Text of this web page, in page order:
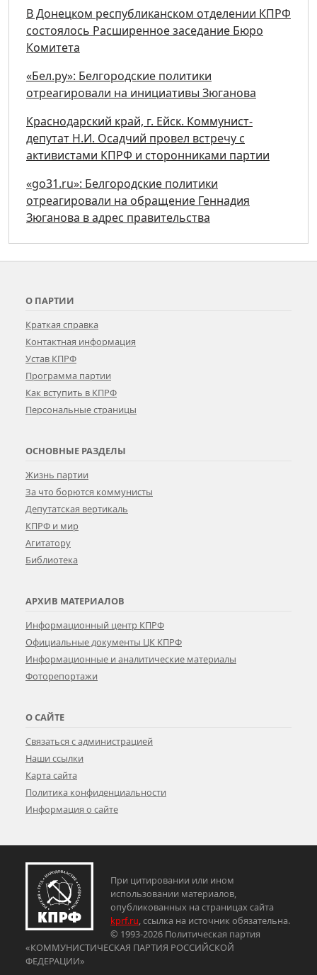
В Донецком республиканском отделении КПРФ
состоялось Расширенное заседание Бюро
Комитета
«Бел.ру»: Белгородские политики
отреагировали на инициативы Зюганова
Краснодарский край, г. Ейск. Коммунист-
депутат Н.И. Осадчий провел встречу с
активистами КПРФ и сторонниками партии
«go31.ru»: Белгородские политики
отреагировали на обращение Геннадия
Зюганова в адрес правительства
О ПАРТИИ
Краткая справка
Контактная информация
Устав КПРФ
Программа партии
Как вступить в КПРФ
Персональные страницы
ОСНОВНЫЕ РАЗДЕЛЫ
Жизнь партии
За что борются коммунисты
Депутатская вертикаль
КПРФ и мир
Агитатору
Библиотека
АРХИВ МАТЕРИАЛОВ
Информационный центр КПРФ
Официальные документы ЦК КПРФ
Информационные и аналитические материалы
Фоторепортажи
О САЙТЕ
Связаться с администрацией
Наши ссылки
Карта сайта
Политика конфиденциальности
Информация о сайте
При цитировании или ином
использовании материалов,
опубликованных на страницах сайта
kprf.ru , ссылка на источник обязательна.
© 1993-2026 Политическая партия
«КОММУНИСТИЧЕСКАЯ ПАРТИЯ РОССИЙСКОЙ
ФЕДЕРАЦИИ»